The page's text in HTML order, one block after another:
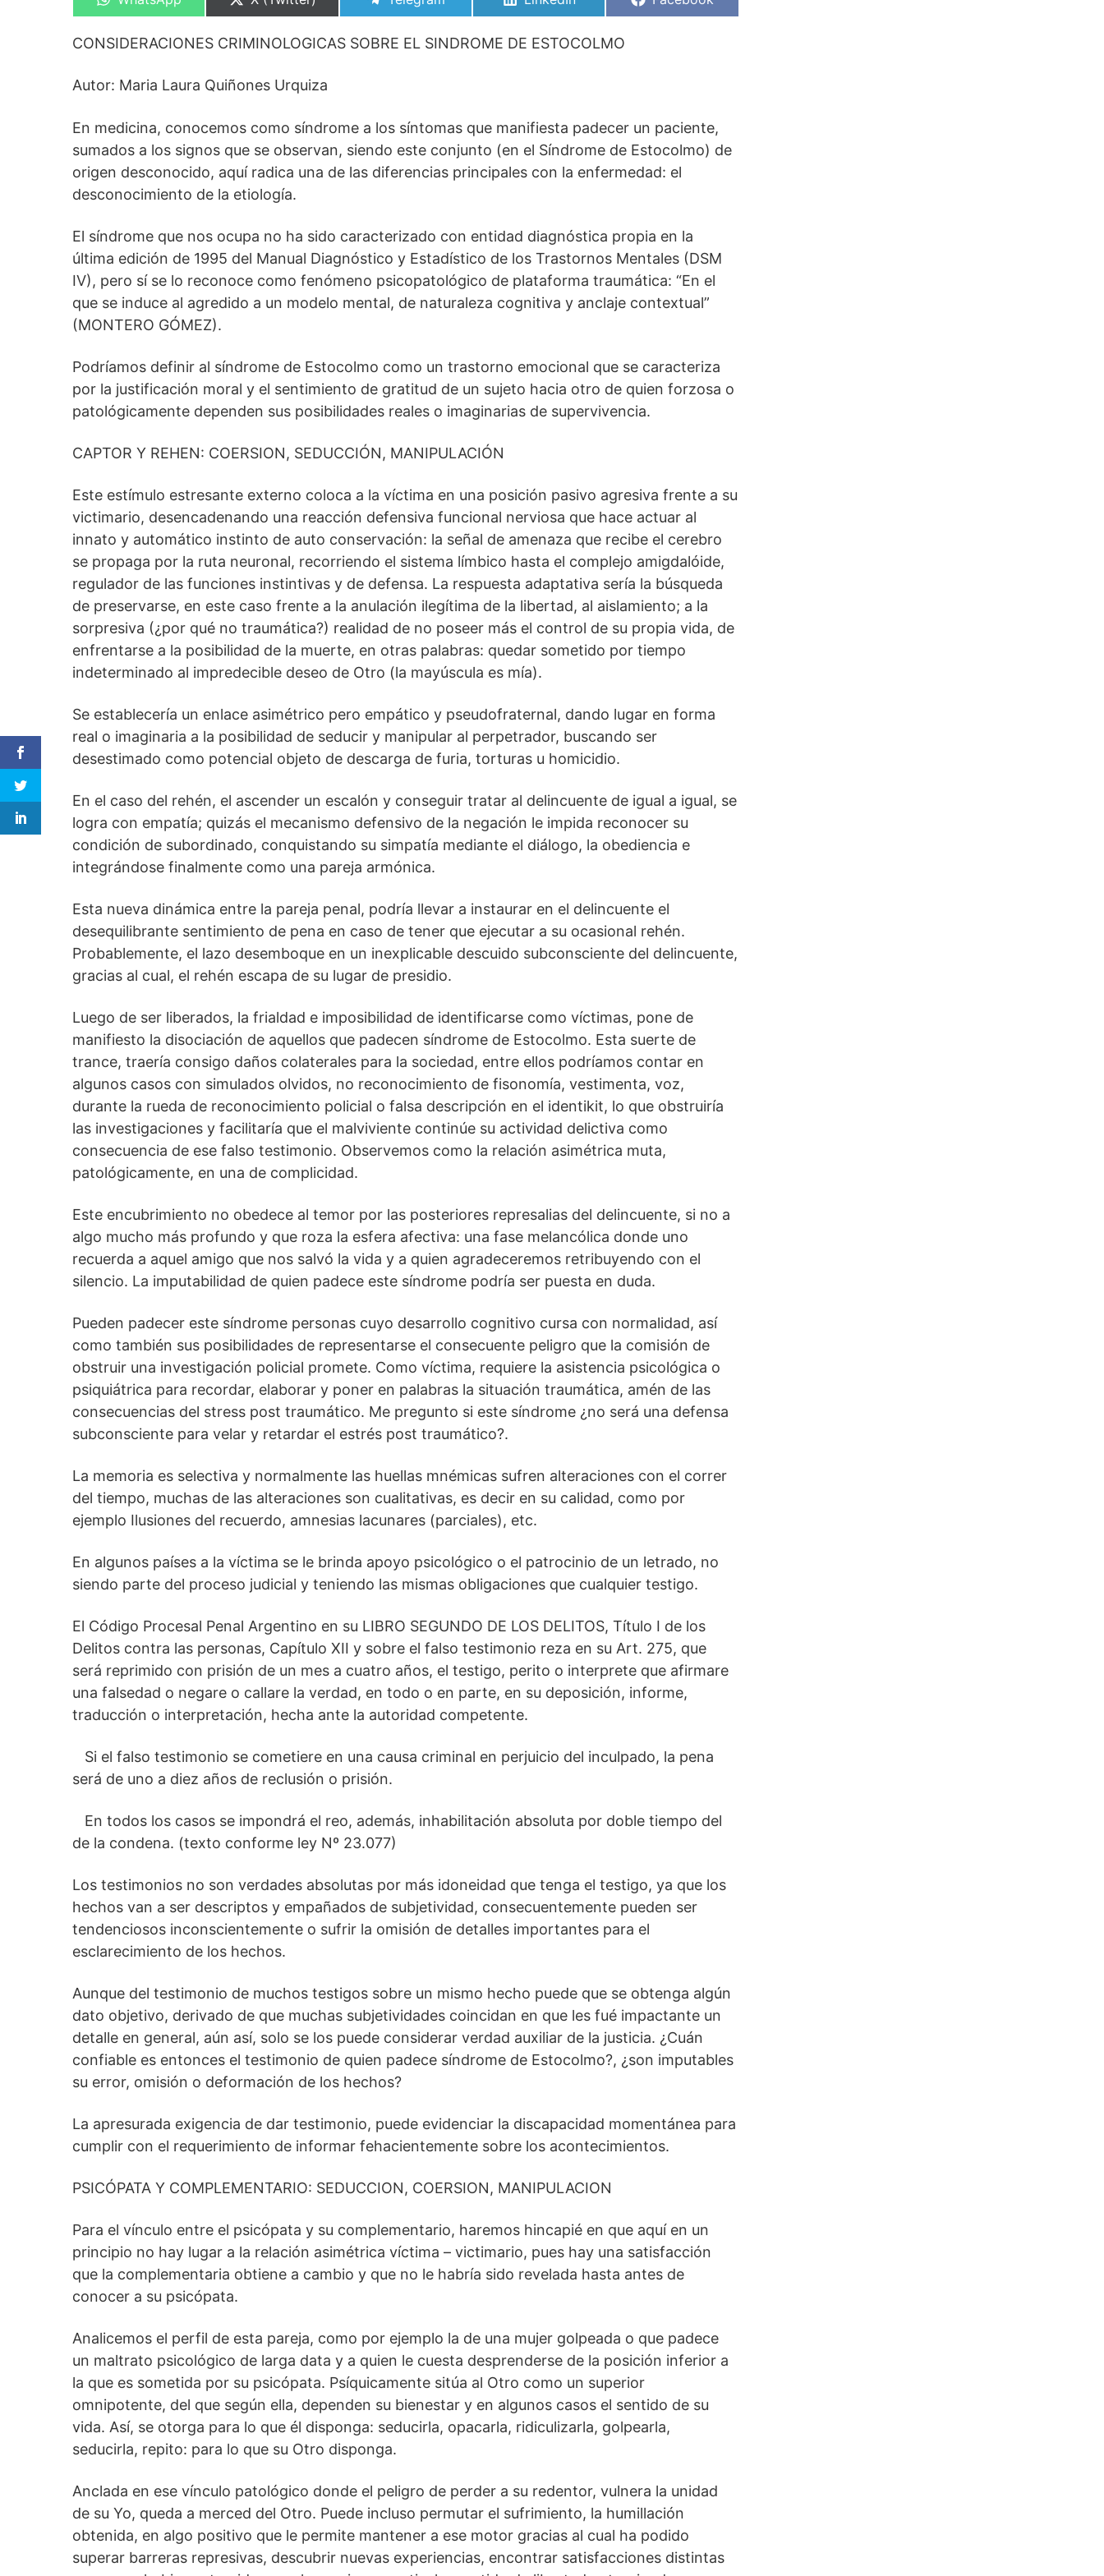
CONSIDERACIONES CRIMINOLOGICAS SOBRE EL SINDROME DE ESTOCOLMO
Autor: Maria Laura Quiñones Urquiza
En medicina, conocemos como síndrome a los síntomas que manifiesta padecer un paciente,
sumados a los signos que se observan, siendo este conjunto (en el Síndrome de Estocolmo) de
origen desconocido, aquí radica una de las diferencias principales con la enfermedad: el
desconocimiento de la etiología.
El síndrome que nos ocupa no ha sido caracterizado con entidad diagnóstica propia en la
última edición de 1995 del Manual Diagnóstico y Estadístico de los Trastornos Mentales (DSM
IV), pero sí se lo reconoce como fenómeno psicopatológico de plataforma traumática: “En el
que se induce al agredido a un modelo mental, de naturaleza cognitiva y anclaje contextual”
(MONTERO GÓMEZ).
Podríamos definir al síndrome de Estocolmo como un trastorno emocional que se caracteriza
por la justificación moral y el sentimiento de gratitud de un sujeto hacia otro de quien forzosa o
patológicamente dependen sus posibilidades reales o imaginarias de supervivencia.
CAPTOR Y REHEN: COERSION, SEDUCCIÓN, MANIPULACIÓN
Este estímulo estresante externo coloca a la víctima en una posición pasivo agresiva frente a su
victimario, desencadenando una reacción defensiva funcional nerviosa que hace actuar al
innato y automático instinto de auto conservación: la señal de amenaza que recibe el cerebro
se propaga por la ruta neuronal, recorriendo el sistema límbico hasta el complejo amigdalóide,
regulador de las funciones instintivas y de defensa. La respuesta adaptativa sería la búsqueda
de preservarse, en este caso frente a la anulación ilegítima de la libertad, al aislamiento; a la
sorpresiva (¿por qué no traumática?) realidad de no poseer más el control de su propia vida, de
enfrentarse a la posibilidad de la muerte, en otras palabras: quedar sometido por tiempo
indeterminado al impredecible deseo de Otro (la mayúscula es mía).
Se establecería un enlace asimétrico pero empático y pseudofraternal, dando lugar en forma
real o imaginaria a la posibilidad de seducir y manipular al perpetrador, buscando ser
desestimado como potencial objeto de descarga de furia, torturas u homicidio.
En el caso del rehén, el ascender un escalón y conseguir tratar al delincuente de igual a igual, se
logra con empatía; quizás el mecanismo defensivo de la negación le impida reconocer su
condición de subordinado, conquistando su simpatía mediante el diálogo, la obediencia e
integrándose finalmente como una pareja armónica.
Esta nueva dinámica entre la pareja penal, podría llevar a instaurar en el delincuente el
desequilibrante sentimiento de pena en caso de tener que ejecutar a su ocasional rehén.
Probablemente, el lazo desemboque en un inexplicable descuido subconsciente del delincuente,
gracias al cual, el rehén escapa de su lugar de presidio.
Luego de ser liberados, la frialdad e imposibilidad de identificarse como víctimas, pone de
manifiesto la disociación de aquellos que padecen síndrome de Estocolmo. Esta suerte de
trance, traería consigo daños colaterales para la sociedad, entre ellos podríamos contar en
algunos casos con simulados olvidos, no reconocimiento de fisonomía, vestimenta, voz,
durante la rueda de reconocimiento policial o falsa descripción en el identikit, lo que obstruiría
las investigaciones y facilitaría que el malviviente continúe su actividad delictiva como
consecuencia de ese falso testimonio. Observemos como la relación asimétrica muta,
patológicamente, en una de complicidad.
Este encubrimiento no obedece al temor por las posteriores represalias del delincuente, si no a
algo mucho más profundo y que roza la esfera afectiva: una fase melancólica donde uno
recuerda a aquel amigo que nos salvó la vida y a quien agradeceremos retribuyendo con el
silencio. La imputabilidad de quien padece este síndrome podría ser puesta en duda.
Pueden padecer este síndrome personas cuyo desarrollo cognitivo cursa con normalidad, así
como también sus posibilidades de representarse el consecuente peligro que la comisión de
obstruir una investigación policial promete. Como víctima, requiere la asistencia psicológica o
psiquiátrica para recordar, elaborar y poner en palabras la situación traumática, amén de las
consecuencias del stress post traumático. Me pregunto si este síndrome ¿no será una defensa
subconsciente para velar y retardar el estrés post traumático?.
La memoria es selectiva y normalmente las huellas mnémicas sufren alteraciones con el correr
del tiempo, muchas de las alteraciones son cualitativas, es decir en su calidad, como por
ejemplo Ilusiones del recuerdo, amnesias lacunares (parciales), etc.
En algunos países a la víctima se le brinda apoyo psicológico o el patrocinio de un letrado, no
siendo parte del proceso judicial y teniendo las mismas obligaciones que cualquier testigo.
El Código Procesal Penal Argentino en su LIBRO SEGUNDO DE LOS DELITOS, Título I de los
Delitos contra las personas, Capítulo XII y sobre el falso testimonio reza en su Art. 275, que
será reprimido con prisión de un mes a cuatro años, el testigo, perito o interprete que afirmare
una falsedad o negare o callare la verdad, en todo o en parte, en su deposición, informe,
traducción o interpretación, hecha ante la autoridad competente.
Si el falso testimonio se cometiere en una causa criminal en perjuicio del inculpado, la pena
será de uno a diez años de reclusión o prisión.
En todos los casos se impondrá el reo, además, inhabilitación absoluta por doble tiempo del
de la condena. (texto conforme ley Nº 23.077)
Los testimonios no son verdades absolutas por más idoneidad que tenga el testigo, ya que los
hechos van a ser descriptos y empañados de subjetividad, consecuentemente pueden ser
tendenciosos inconscientemente o sufrir la omisión de detalles importantes para el
esclarecimiento de los hechos.
Aunque del testimonio de muchos testigos sobre un mismo hecho puede que se obtenga algún
dato objetivo, derivado de que muchas subjetividades coincidan en que les fué impactante un
detalle en general, aún así, solo se los puede considerar verdad auxiliar de la justicia. ¿Cuán
confiable es entonces el testimonio de quien padece síndrome de Estocolmo?, ¿son imputables
su error, omisión o deformación de los hechos?
La apresurada exigencia de dar testimonio, puede evidenciar la discapacidad momentánea para
cumplir con el requerimiento de informar fehacientemente sobre los acontecimientos.
PSICÓPATA Y COMPLEMENTARIO: SEDUCCION, COERSION, MANIPULACION
Para el vínculo entre el psicópata y su complementario, haremos hincapié en que aquí en un
principio no hay lugar a la relación asimétrica víctima – victimario, pues hay una satisfacción
que la complementaria obtiene a cambio y que no le habría sido revelada hasta antes de
conocer a su psicópata.
Analicemos el perfil de esta pareja, como por ejemplo la de una mujer golpeada o que padece
un maltrato psicológico de larga data y a quien le cuesta desprenderse de la posición inferior a
la que es sometida por su psicópata. Psíquicamente sitúa al Otro como un superior
omnipotente, del que según ella, dependen su bienestar y en algunos casos el sentido de su
vida. Así, se otorga para lo que él disponga: seducirla, opacarla, ridiculizarla, golpearla,
seducirla, repito: para lo que su Otro disponga.
Anclada en ese vínculo patológico donde el peligro de perder a su redentor, vulnera la unidad
de su Yo, queda a merced del Otro. Puede incluso permutar el sufrimiento, la humillación
obtenida, en algo positivo que le permite mantener a ese motor gracias al cual ha podido
superar barreras represivas, descubrir nuevas experiencias, encontrar satisfacciones distintas